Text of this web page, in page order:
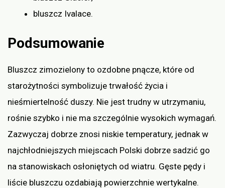
bluszcz Ivalace.
Podsumowanie
Bluszcz zimozielony to ozdobne pnącze, które od
starożytności symbolizuje trwałość życia i
nieśmiertelność duszy. Nie jest trudny w utrzymaniu,
rośnie szybko i nie ma szczególnie wysokich wymagań.
Zazwyczaj dobrze znosi niskie temperatury, jednak w
najchłodniejszych miejscach Polski dobrze sadzić go
na stanowiskach osłoniętych od wiatru. Gęste pędy i
liście bluszczu ozdabiają powierzchnie wertykalne.